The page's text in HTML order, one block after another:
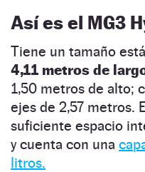
Así es el MG3
Tiene un tamaño
4,11 metros de
1,50 metros de alto;
ejes de 2,57 metros.
suficiente espacio
y cuenta con una
litros.